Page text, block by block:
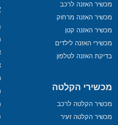
מכשיר האזנה לרכב
מכשיר האזנה מרחוק
מכשיר האזנה קטן
מכשירי האזנה לילדים
בדיקת האזנה לטלפון
מכשירי הקלטה
מכשיר הקלטה לרכב
מכשיר הקלטה זעיר